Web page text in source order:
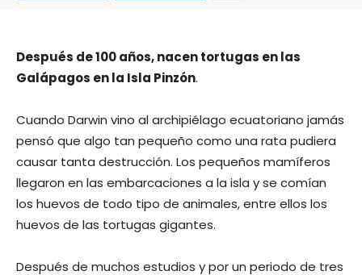
Después de 100 años, nacen tortugas en las
Galápagos en la Isla Pinzón.
Cuando Darwin vino al archipiélago ecuatoriano jamás
pensó que algo tan pequeño como una rata pudiera
causar tanta destrucción. Los pequeños mamíferos
llegaron en las embarcaciones a la isla y se comían
los huevos de todo tipo de animales, entre ellos los
huevos de las tortugas gigantes.
Después de muchos estudios y por un periodo de tres